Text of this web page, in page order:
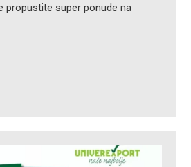
propustite super ponude na